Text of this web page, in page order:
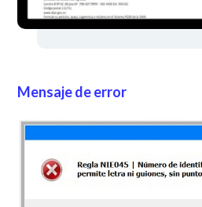
Mensaje de error